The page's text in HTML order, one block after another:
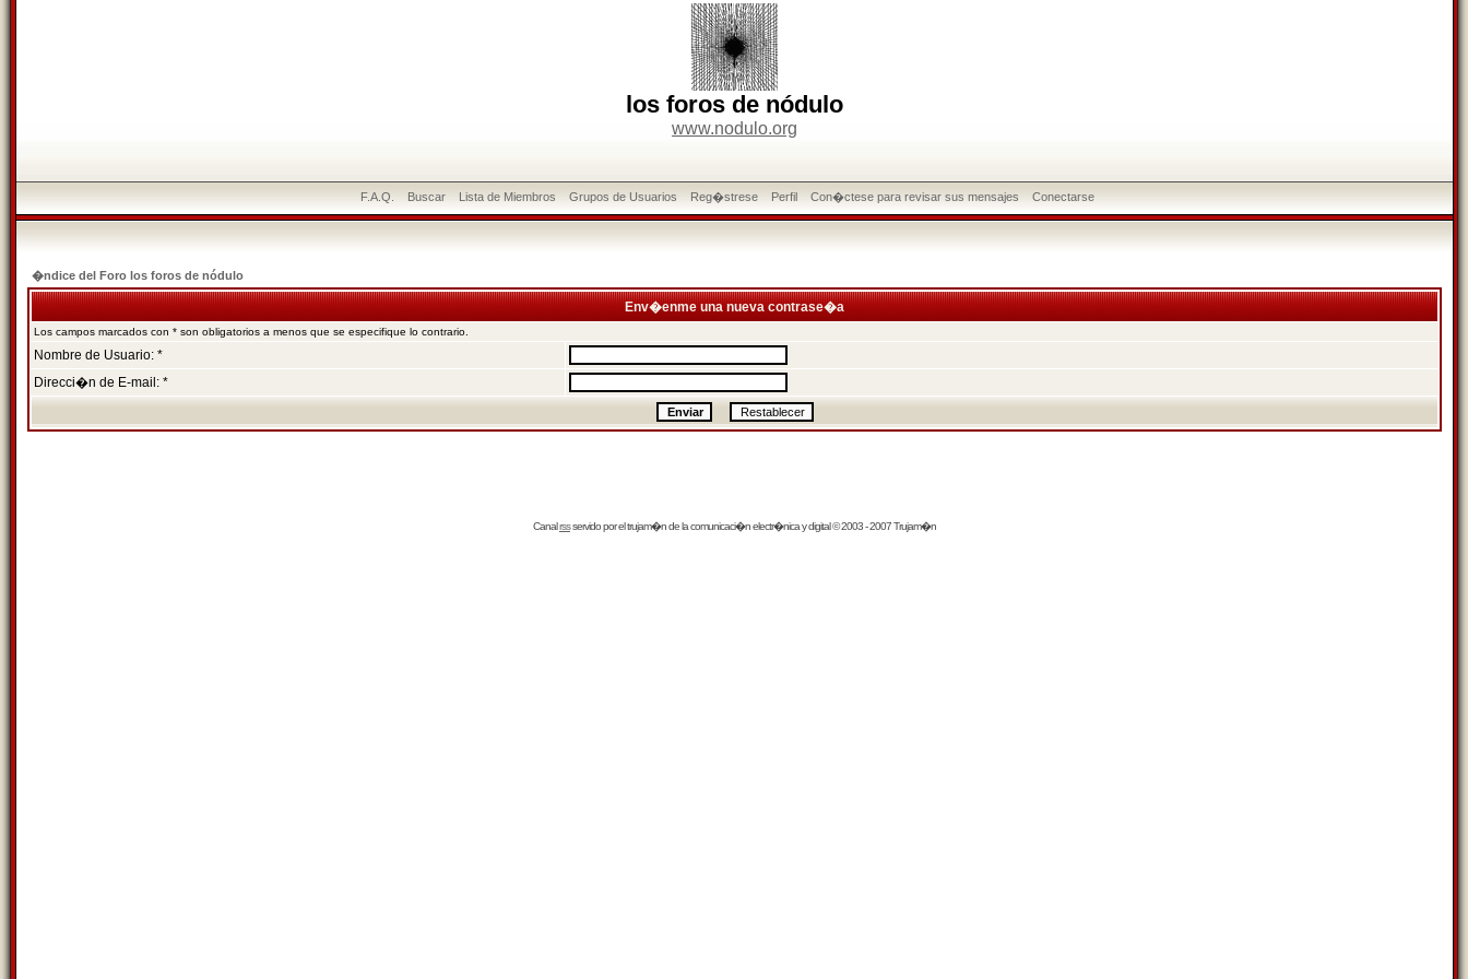
los foros de nódulo
www.nodulo.org
F.A.Q. Buscar Lista de Miembros Grupos de Usuarios Reg�strese Perfil Con�ctese para revisar sus mensajes Conectarse
�ndice del Foro los foros de nódulo
Env�enme una nueva contrase�a
Los campos marcados con * son obligatorios a menos que se especifique lo contrario.
Nombre de Usuario: *
Direcci�n de E-mail: *
Canalrssservido por eltrujam�nde la comunicaci�n electr�nica y digital © 2003 - 2007 Trujam�n